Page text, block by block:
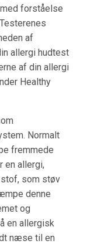
forståelse
af
allergi hudtest
af din allergi
Healthy
Normalt
fremmede
en allergi,
som støv
denne
og
en allergisk
næse til en